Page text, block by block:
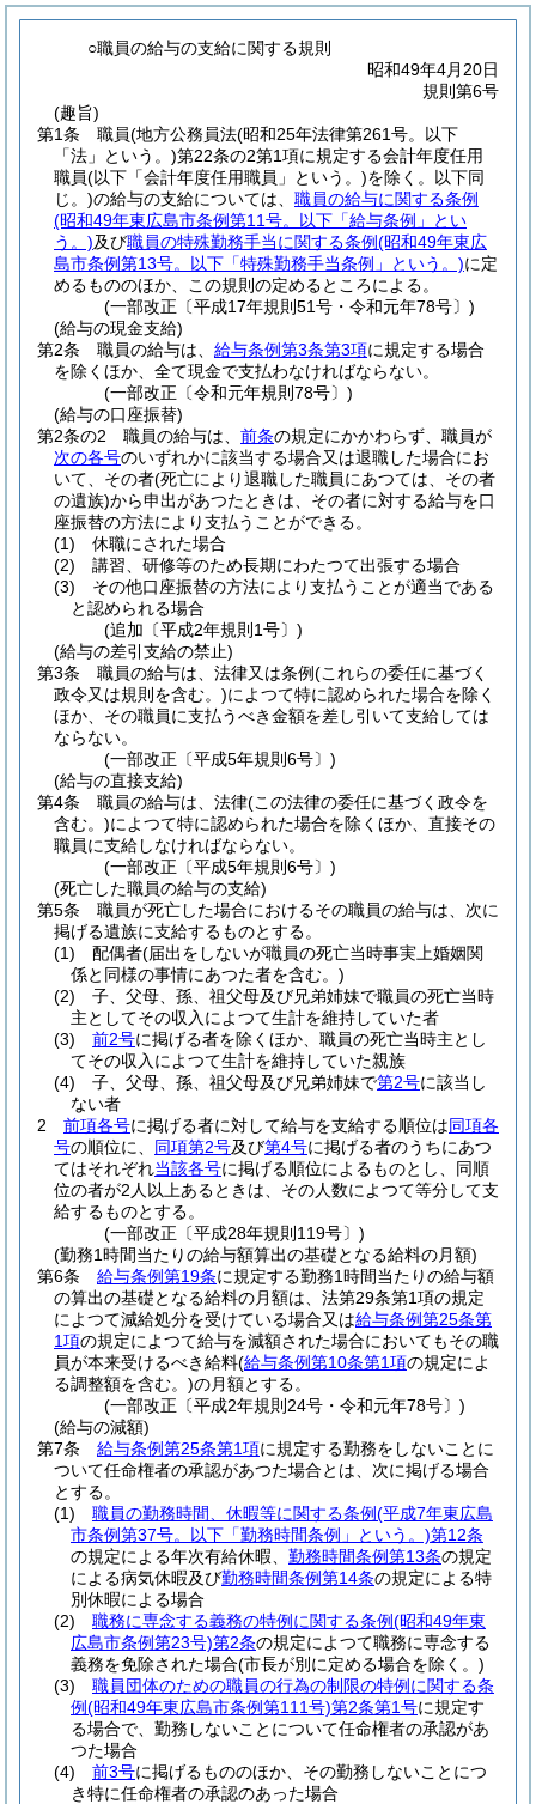
○職員の給与の支給に関する規則
昭和49年4月20日
規則第6号
(趣旨)
第1条
職員(地方公務員法(昭和25年法律第261号。以下
「法」という。)第22条の2第1項に規定する会計年度任用
職員(以下「会計年度任用職員」という。)を除く。以下同
じ。)の給与の支給については、 職員の給与に関する条例
(昭和49年東広島市条例第11号。以下「給与条例」とい
う。)及び職員の特殊勤務手当に関する条例(昭和49年東広
島市条例第13号。以下「特殊勤務手当条例」という。)に定
めるもののほか、この規則の定めるところによる。
(一部改正〔平成17年規則51号・令和元年78号〕)
(給与の現金支給)
第2条
職員の給与は、 給与条例第3条第3項に規定する場合
を除くほか、全て現金で支払わなければならない。
(一部改正〔令和元年規則78号〕)
(給与の口座振替)
第2条の2
職員の給与は、 前条の規定にかかわらず、職員が
次の各号のいずれかに該当する場合又は退職した場合にお
いて、その者(死亡により退職した職員にあつては、その者
の遺族)から申出があつたときは、その者に対する給与を口
座振替の方法により支払うことができる。
(1)
休職にされた場合
(2)
講習、研修等のため長期にわたつて出張する場合
(3)
その他口座振替の方法により支払うことが適当である
と認められる場合
(追加〔平成2年規則1号〕)
(給与の差引支給の禁止)
第3条
職員の給与は、法律又は条例(これらの委任に基づく
政令又は規則を含む。)によつて特に認められた場合を除く
ほか、その職員に支払うべき金額を差し引いて支給しては
ならない。
(一部改正〔平成5年規則6号〕)
(給与の直接支給)
第4条
職員の給与は、法律(この法律の委任に基づく政令を
含む。)によつて特に認められた場合を除くほか、直接その
職員に支給しなければならない。
(一部改正〔平成5年規則6号〕)
(死亡した職員の給与の支給)
第5条
職員が死亡した場合におけるその職員の給与は、次に
掲げる遺族に支給するものとする。
(1)
配偶者(届出をしないが職員の死亡当時事実上婚姻関
係と同様の事情にあつた者を含む。)
(2)
子、父母、孫、祖父母及び兄弟姉妹で職員の死亡当時
主としてその収入によつて生計を維持していた者
(3)
前2号に掲げる者を除くほか、職員の死亡当時主とし
てその収入によつて生計を維持していた親族
(4)
子、父母、孫、祖父母及び兄弟姉妹で第2号に該当し
ない者
2
前項各号に掲げる者に対して給与を支給する順位は同項各
号の順位に、 同項第2号及び第4号に掲げる者のうちにあつ
てはそれぞれ当該各号に掲げる順位によるものとし、同順
位の者が2人以上あるときは、その人数によつて等分して支
給するものとする。
(一部改正〔平成28年規則119号〕)
(勤務1時間当たりの給与額算出の基礎となる給料の月額)
第6条
給与条例第19条に規定する勤務1時間当たりの給与額
の算出の基礎となる給料の月額は、法第29条第1項の規定
によつて減給処分を受けている場合又は給与条例第25条第
1項の規定によつて給与を減額された場合においてもその職
員が本来受けるべき給料(給与条例第10条第1項の規定によ
る調整額を含む。)の月額とする。
(一部改正〔平成2年規則24号・令和元年78号〕)
(給与の減額)
第7条
給与条例第25条第1項に規定する勤務をしないことに
ついて任命権者の承認があつた場合とは、次に掲げる場合
とする。
(1)
職員の勤務時間、休暇等に関する条例(平成7年東広島
市条例第37号。以下「勤務時間条例」という。)第12条
の規定による年次有給休暇、 勤務時間条例第13条の規定
による病気休暇及び勤務時間条例第14条の規定による特
別休暇による場合
(2)
職務に専念する義務の特例に関する条例(昭和49年東
広島市条例第23号)第2条の規定によつて職務に専念する
義務を免除された場合(市長が別に定める場合を除く。)
(3)
職員団体のための職員の行為の制限の特例に関する条
例(昭和49年東広島市条例第111号)第2条第1号に規定す
る場合で、勤務しないことについて任命権者の承認があ
つた場合
(4)
前3号に掲げるもののほか、その勤務しないことにつ
き特に任命権者の承認のあった場合